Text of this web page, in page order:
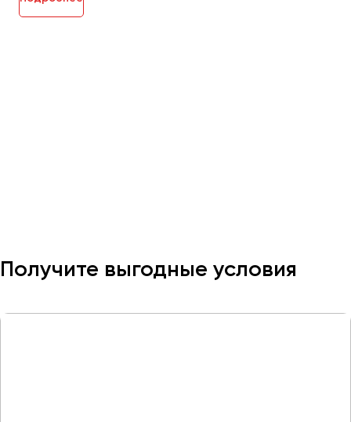
Получите выгодные условия